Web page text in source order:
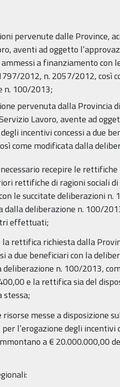
pervenute dalle Province,
aventi ad oggetto
a finanziamento con
2012, n. 2057/2012, così
n. 100/2013;
pervenuta dalla Provincia
Lavoro, avente ad
incentivi concessi a due
come modificata dalla
recepire le
rettifiche di ragioni sociali
le succitate deliberazioni n.
dalla deliberazione n. 100/
effettuati;
la rettifica richiesta dalla
a due beneficiari con la
n. 100/2013,
e la rettifica sia del
stessa;
messe a disposizione
per l’erogazione degli
a € 20.000.000,00